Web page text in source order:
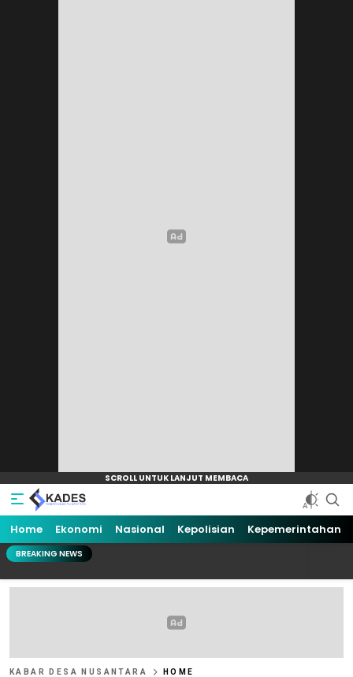
Home Ekonomi Nasional Kepolisian Kepemerintahan
BREAKING NEWS
KABAR DESA NUSANTARA HOME